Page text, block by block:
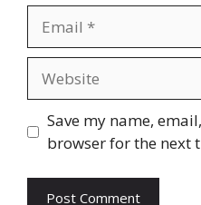
Save my name,
browser for the next